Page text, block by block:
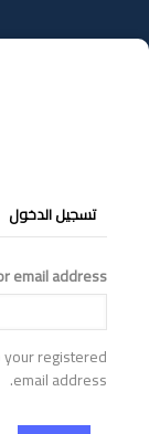
إلى
المحتوى
التبويبات
الأساسية
تسجيل الدخول
email address
registered
email address.